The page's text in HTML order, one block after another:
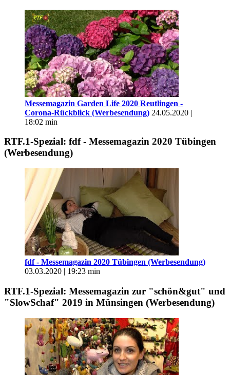
Messemagazin Garden Life 2020 Reutlingen -
Corona-Rückblick (Werbesendung) 24.05.2020 |
18:02 min
RTF.1-Spezial: fdf - Messemagazin 2020 Tübingen
(Werbesendung)
fdf - Messemagazin 2020 Tübingen (Werbesendung)
03.03.2020 | 19:23 min
RTF.1-Spezial: Messemagazin zur "schön&gut" und
"SlowSchaf" 2019 in Münsingen (Werbesendung)